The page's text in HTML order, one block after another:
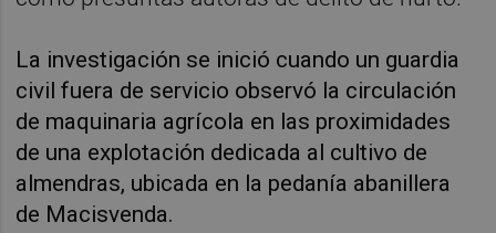
La investigación se inició cuando un guardia
civil fuera de servicio observó la circulación
de maquinaria agrícola en las proximidades
de una explotación dedicada al cultivo de
almendras, ubicada en la pedanía abanillera
de Macisvenda.